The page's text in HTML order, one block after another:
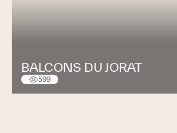
BALCONS DU JORAT
599